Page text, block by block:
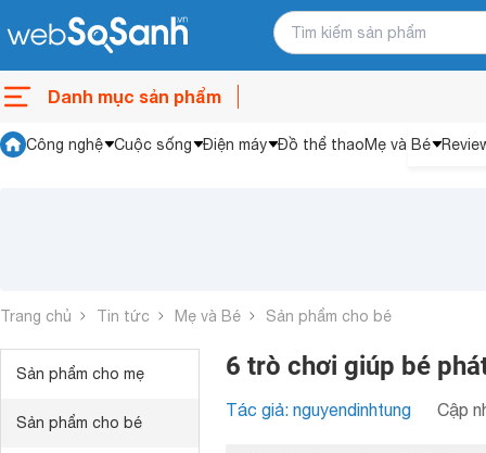
Danh mục sản phẩm
Công nghệ Cuộc sống Điện máy Đồ thể thaoMẹ và Bé
Trang chủ Tin tức Mẹ và Bé Sản phẩm cho bé
Sản phẩm cho mẹ
Sản phẩm cho bé
6 trò chơi giúp bé
Tác giả: nguyendinhtung Cập